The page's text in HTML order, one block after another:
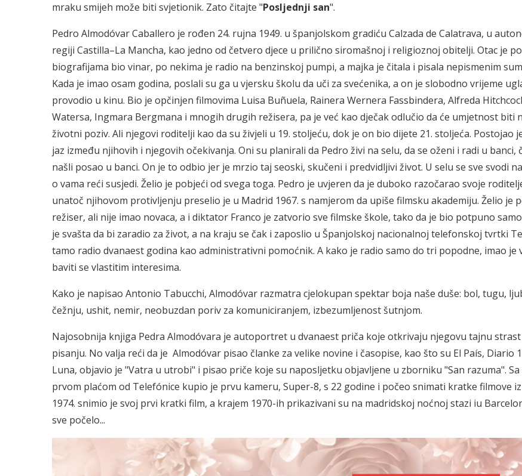
mraku smijeh može biti svjetionik. Zato čitajte "Posljednji san".
Pedro Almodóvar Caballero je rođen 24. rujna 1949. u španjolskom gradiću Calzada de Calatrava, u
regiji Castilla–La Mancha, kao jedno od četvero djece u prilično siromašnoj i religioznoj obitelji. Otac je
biografijama bio vinar, po nekima je radio na benzinskoj pumpi, a majka je čitala i pisala nepismenim
Kada je imao osam godina, poslali su ga u vjersku školu da uči za svećenika, a on je slobodno vrijeme
provodio u kinu. Bio je opčinjen filmovima Luisa Buñuela, Rainera Wernera Fassbindera, Alfreda
Watersa, Ingmara Bergmana i mnogih drugih režisera, pa je već kao dječak odlučio da će umjetnost biti
životni poziv. Ali njegovi roditelji kao da su živjeli u 19. stoljeću, dok je on bio dijete 21. stoljeća. Postojao
jaz između njihovih i njegovih očekivanja. Oni su planirali da Pedro živi na selu, da se oženi i radi u banci,
našli posao u banci. On je to odbio jer je mrzio taj seoski, skučeni i predvidljivi život. U selu se sve svodi
o vama reći susjedi. Želio je pobjeći od svega toga. Pedro je uvjeren da je duboko razočarao svoje
unatoč njihovom protivljenju preselio je u Madrid 1967. s namjerom da upiše filmsku akademiju. Želio je
režiser, ali nije imao novaca, a i diktator Franco je zatvorio sve filmske škole, tako da je bio potpuno
je svašta da bi zaradio za život, a na kraju se čak i zaposlio u Španjolskoj nacionalnoj telefonskoj tvrtki
tamo radio dvanaest godina kao administrativni pomoćnik. A kako je radio samo do tri popodne, imao je
baviti se vlastitim interesima.
Kako je napisao Antonio Tabucchi, Almodóvar razmatra cjelokupan spektar boja naše duše: bol, tugu,
čežnju, ushit, nemir, neobuzdan poriv za komuniciranjem, izbezumljenost šutnjom.
Najosobnija knjiga Pedra Almodóvara je autoportret u dvanaest priča koje otkrivaju njegovu tajnu
pisanju. No valja reći da je Almodóvar pisao članke za velike novine i časopise, kao što su El País, Diario
Luna, objavio je "Vatra u utrobi" i pisao priče koje su naposljetku objavljene u zborniku "San razuma". Sa
prvom plaćom od Telefónice kupio je prvu kameru, Super-8, s 22 godine i počeo snimati kratke filmove
1974. snimio je svoj prvi kratki film, a krajem 1970-ih prikazivani su na madridskoj noćnoj stazi iu
sve počelo...